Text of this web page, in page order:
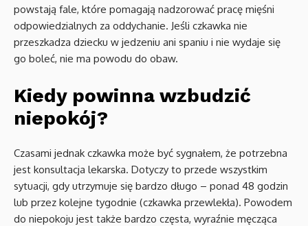
powstają fale, które pomagają nadzorować pracę mięśni
odpowiedzialnych za oddychanie. Jeśli czkawka nie
przeszkadza dziecku w jedzeniu ani spaniu i nie wydaje się
go boleć, nie ma powodu do obaw.
Kiedy powinna wzbudzić
niepokój?
Czasami jednak czkawka może być sygnałem, że potrzebna
jest konsultacja lekarska. Dotyczy to przede wszystkim
sytuacji, gdy utrzymuje się bardzo długo – ponad 48 godzin
lub przez kolejne tygodnie (czkawka przewlekła). Powodem
do niepokoju jest także bardzo częsta, wyraźnie męcząca